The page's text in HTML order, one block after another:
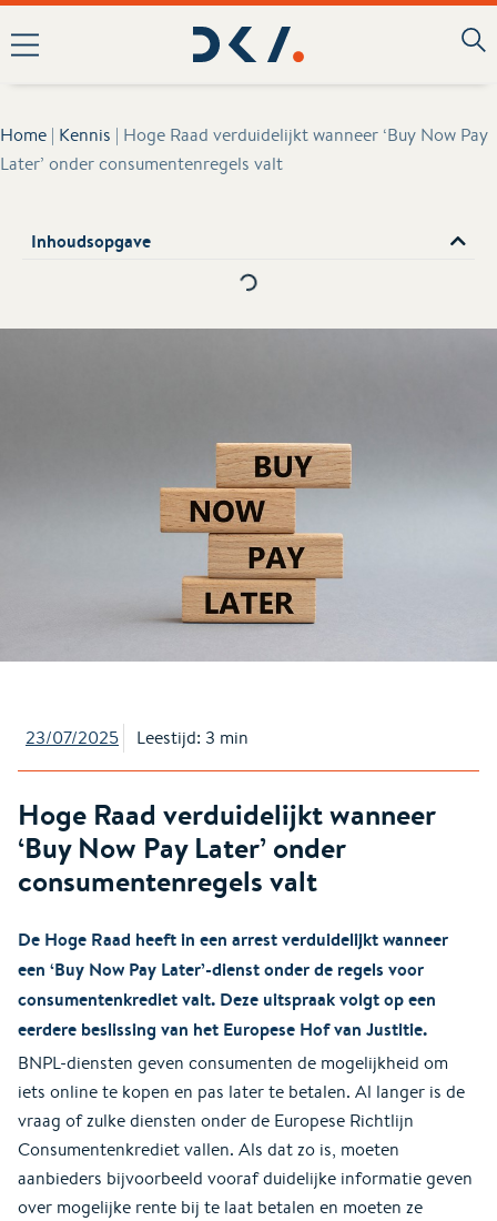
Home | Kennis | Hoge Raad verduidelijkt wanneer ‘Buy Now Pay
Later’ onder consumentenregels valt
Inhoudsopgave
23/07/2025 Leestijd: 3 min
Hoge Raad verduidelijkt wanneer
‘Buy Now Pay Later’ onder
consumentenregels valt
De Hoge Raad heeft in een arrest verduidelijkt wanneer
een ‘Buy Now Pay Later’-dienst onder de regels voor
consumentenkrediet valt. Deze uitspraak volgt op een
eerdere beslissing van het Europese Hof van Justitie.
BNPL-diensten geven consumenten de mogelijkheid om
iets online te kopen en pas later te betalen. Al langer is de
vraag of zulke diensten onder de Europese Richtlijn
Consumentenkrediet vallen. Als dat zo is, moeten
aanbieders bijvoorbeeld vooraf duidelijke informatie geven
over mogelijke rente bij te laat betalen en moeten ze